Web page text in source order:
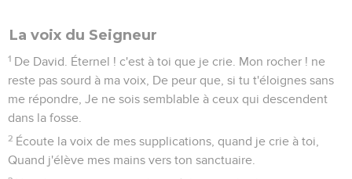
La voix du Seigneur
1 De David. Éternel ! c'est à toi que je crie. Mon rocher ! ne
reste pas sourd à ma voix, De peur que, si tu t'éloignes sans
me répondre, Je ne sois semblable à ceux qui descendent
dans la fosse.
2 Écoute la voix de mes supplications, quand je crie à toi,
Quand j'élève mes mains vers ton sanctuaire.